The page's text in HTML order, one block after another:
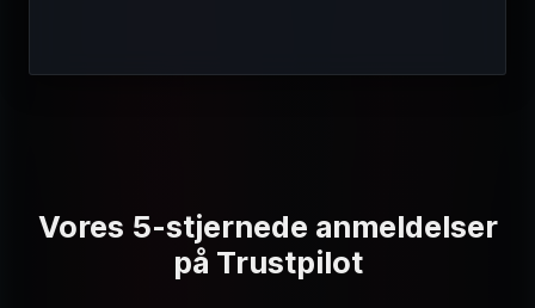
Vores 5-stjernede anmeldelser
på Trustpilot